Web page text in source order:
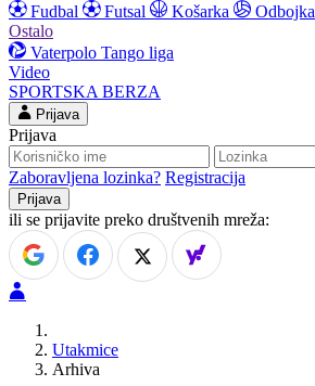
Fudbal
Futsal Košarka Odbojka
Ostalo
Vaterpolo Tango liga
Video
SPORTSKA BERZA
Prijava
Prijava
Zaboravljena lozinka? Registracija
ili se prijavite preko društvenih mreža:
Utakmice
Arhiva